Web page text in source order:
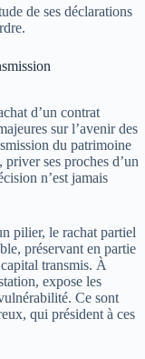
de ses déclarations
d’un contrat
sur l’avenir des
du patrimoine
ses proches d’un
n’est jamais
pilier, le rachat partiel
préservant en partie
transmis. À
expose les
Ce sont
qui président à ces